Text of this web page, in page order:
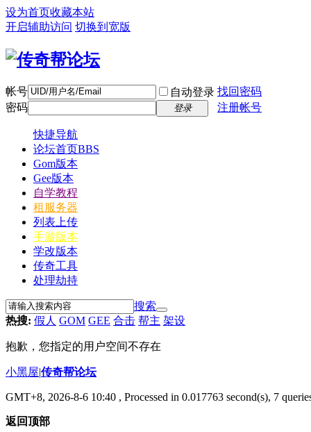
设为首页收藏本站
开启辅助访问 切换到宽版
帐号 自动登录 找回密码
密码
登录 注册帐号
快捷导航
论坛首页BBS
Gom版本
Gee版本
自学教程
租服务器
列表上传
手游版本
学改版本
传奇工具
处理劫持
搜索
热搜: 假人 GOM GEE 合击 帮主 架设
抱歉，您指定的用户空间不存在
小黑屋|传奇帮论坛
GMT+8, 2026-8-6 10:40 , Processed in 0.017763 second(s), 7
返回顶部